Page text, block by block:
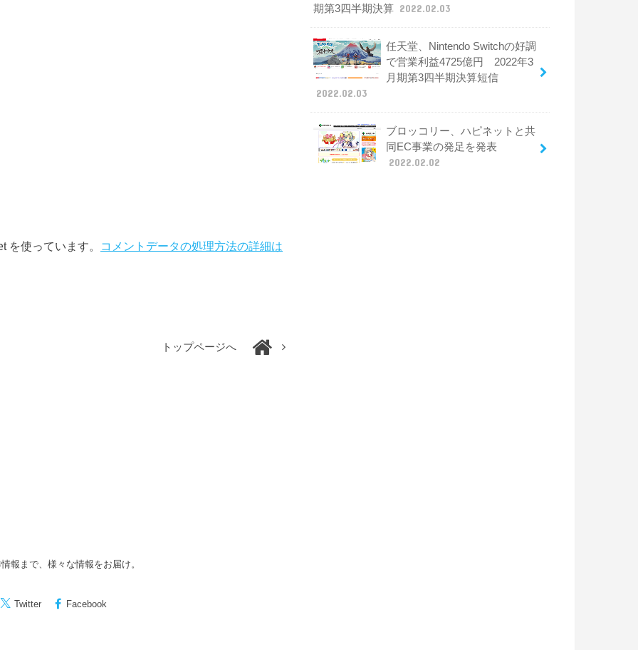
を使っています。 コメントデータの処理方法の詳細は
トップページへ
報まで、様々な情報をお届け。
Twitter Facebook
期第3四半期決算 2022.02.03
任天堂、Nintendo Switchの好調
で営業利益4725億円 2022年3
月期第3四半期決算短信
2022.02.03
ブロッコリー、ハピネットと共
同EC事業の発足を発表
2022.02.02